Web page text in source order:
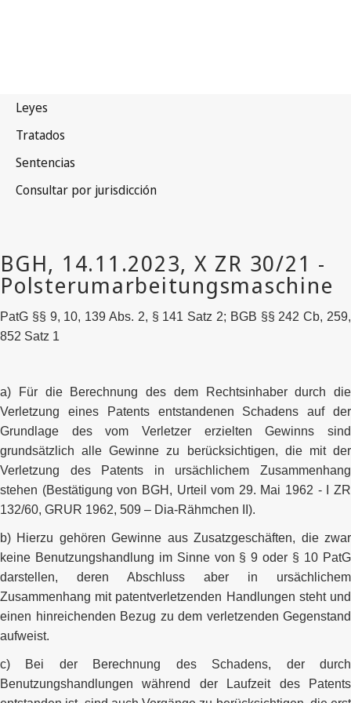
PatG §§ 9, 10, 139 Abs. 2, § 141 Satz 2; BGB §§ 242 Cb, 259,
852 Satz 1
a) Für die Berechnung des dem Rechtsinhaber durch die
Verletzung eines Patents entstandenen Schadens auf der
Grundlage des vom Verletzer erzielten Gewinns sind
grundsätzlich alle Gewinne zu berücksichtigen, die mit der
Verletzung des Patents in ursächlichem Zusammenhang
stehen (Bestätigung von BGH, Urteil vom 29. Mai 1962 - I ZR
132/60, GRUR 1962, 509 – Dia-Rähmchen II).
b) Hierzu gehören Gewinne aus Zusatzgeschäften, die zwar
keine Benutzungshandlung im Sinne von § 9 oder § 10 PatG
darstellen, deren Abschluss aber in ursächlichem
Zusammenhang mit patentverletzenden Handlungen steht und
einen hinreichenden Bezug zu dem verletzenden Gegenstand
aufweist.
c) Bei der Berechnung des Schadens, der durch
Benutzungshandlungen während der Laufzeit des Patents